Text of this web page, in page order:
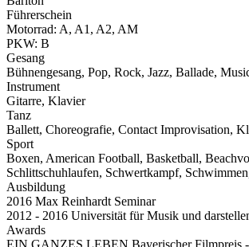
Führerschein
Motorrad: A, A1, A2, AM
PKW: B
Gesang
Bühnengesang, Pop, Rock, Jazz, Ballade,
Instrument
Gitarre, Klavier
Tanz
Ballett, Choreografie, Contact Improvisation,
Sport
Boxen, American Football, Basketball,
Schlittschuhlaufen, Schwertkampf,
Ausbildung
2016 Max Reinhardt Seminar
2012 - 2016 Universität für Musik und
Awards
EIN GANZES LEBEN Bayerischer Filmpreis